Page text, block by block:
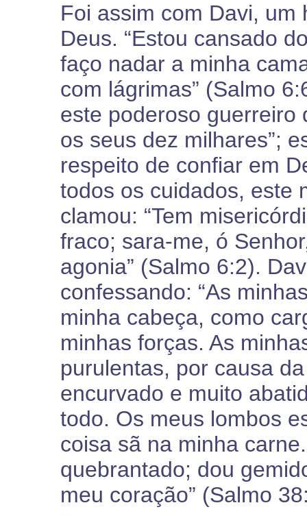
Foi assim com Davi,
Deus. “Estou cansado
faço nadar a minha
com lágrimas” (Salmo
este poderoso guerreiro
os seus dez milhares”;
respeito de confiar em
todos os cuidados, este
clamou: “Tem
fraco; sara-me, ó
agonia” (Salmo 6:2).
confessando: “As
minha cabeça, como
minhas forças. As
purulentas, por causa
encurvado e muito
todo. Os meus lombos
coisa sã na minha
quebrantado; dou
meu coração” (Salmo